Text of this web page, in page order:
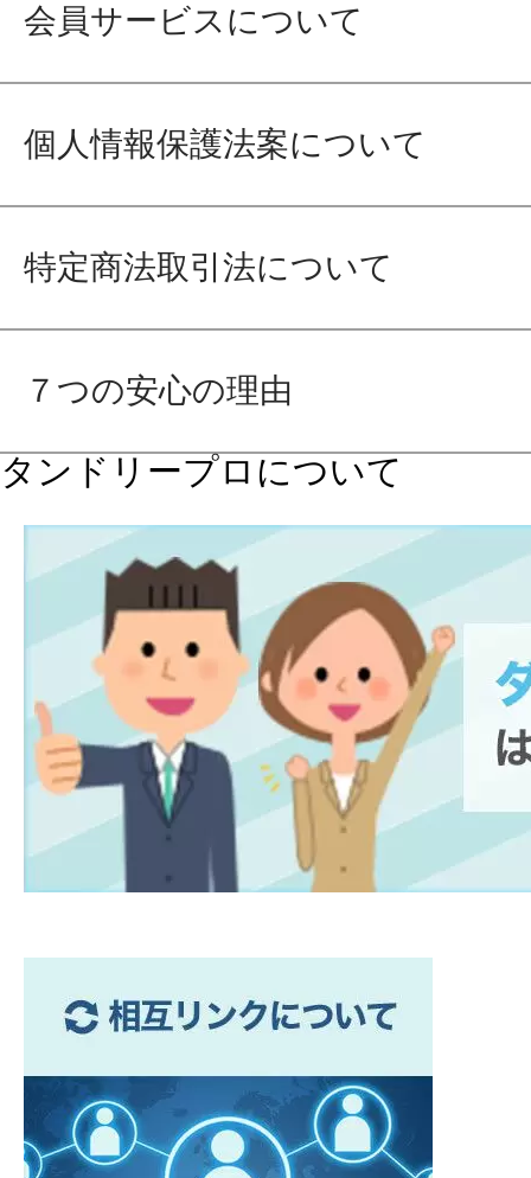
会員サービスについて
個人情報保護法案について
特定商法取引法について
７つの安心の理由
タンドリープロについて